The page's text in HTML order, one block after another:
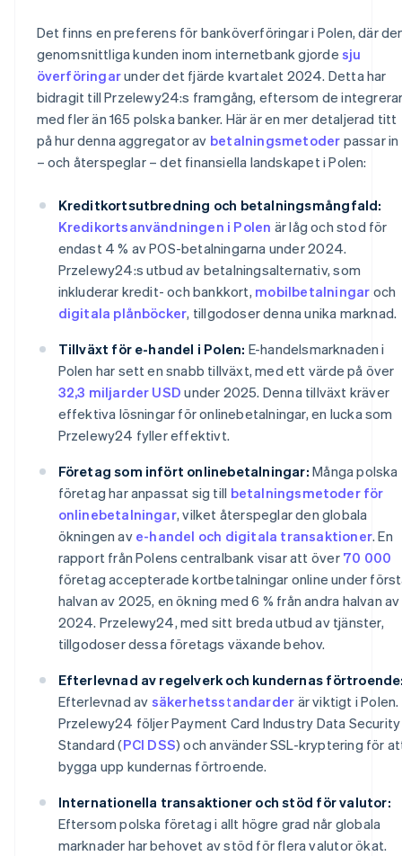
Det finns en preferens för banköverföringar i Polen, där
genomsnittliga kunden inom internetbank gjorde sju
överföringarunder det fjärde kvartalet 2024. Detta har
bidragit till Przelewy24:s framgång, eftersom de
med fler än 165 polska banker. Här är en mer detaljerad titt
på hur denna aggregator av betalningsmetoder passar in
– och återspeglar – det finansiella landskapet i Polen:
Kreditkortsutbredning och betalningsmångfald:
Kredikortsanvändningen i Polen är låg och stod för
endast 4 % av POS-betalningarna under 2024.
Przelewy24:s utbud av betalningsalternativ, som
inkluderar kredit- och bankkort, mobilbetalningar och
digitala plånböcker, tillgodoser denna unika marknad.
Tillväxt för e-handel i Polen: E-handelsmarknaden i
Polen har sett en snabb tillväxt, med ett värde på över
32,3 miljarder USD under 2025. Denna tillväxt kräver
effektiva lösningar för onlinebetalningar, en lucka som
Przelewy24 fyller effektivt.
Företag som infört onlinebetalningar: Många polska
företag har anpassat sig till betalningsmetoder för
onlinebetalningar, vilket återspeglar den globala
ökningen av e-handel och digitala transaktioner. En
rapport från Polens centralbank visar att över 70 000
företag accepterade kortbetalningar online under
halvan av 2025, en ökning med 6 % från andra halvan av
2024. Przelewy24, med sitt breda utbud av tjänster,
tillgodoser dessa företags växande behov.
Efterlevnad av regelverk och kundernas
Efterlevnad av säkerhetsstandarder är viktigt i Polen.
Przelewy24 följer Payment Card Industry Data Security
Standard (PCI DSS) och använder SSL-kryptering för
bygga upp kundernas förtroende.
Internationella transaktioner och stöd för valutor:
Eftersom polska företag i allt högre grad når globala
marknader har behovet av stöd för flera valutor ökat.